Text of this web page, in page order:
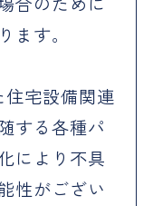
ます。
宅設備関連
する各種パ
により不具
性がござい